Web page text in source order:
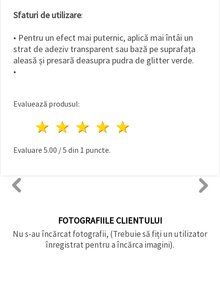
Sfaturi de utilizare:
• Pentru un efect mai puternic, aplică mai întâi un
strat de adeziv transparent sau bază pe suprafața
aleasă și presară deasupra pudra de glitter verde.
•
Evaluează produsul:
4 stele
3 stele
2 stele
1 stea
Evaluare 5.00 /5 din 1 puncte.
FOTOGRAFIILE CLIENTULUI
Nu s-au încărcat fotografii, (Trebuie să fiți un utilizator
înregistrat pentru a încărca imagini).